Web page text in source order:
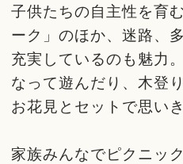
子供たちの自主性を育
ーク」のほか、迷路、
充実しているのも魅力
なって遊んだり、木登
お花見とセットで思い
家族みんなでピクニッ